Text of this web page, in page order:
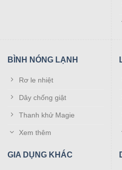
trên thị trường hiện nay, bao
Điều hòa Midea 1 chiều, 2
Điều hòa Midea dòng Inverter
Ưu điểm vượt trội:
hay thao tác dò mã
ngoại mạnh mẽ giúp
BÌNH NÓNG LẠNH
Rơ le nhiệt
Dây chống giật
Thanh khử Magie
Xem thêm
GIA DỤNG KHÁC